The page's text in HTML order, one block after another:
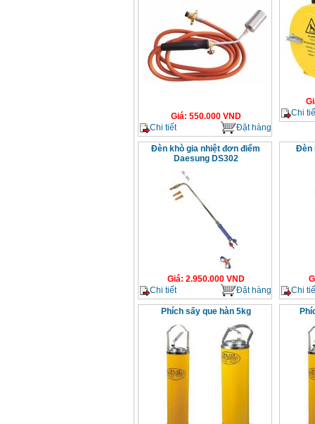
Giá: 550.000VND
Chi tiết
Đặt hàng
Chi
Đèn khò gia nhiệt đơn điểm
Daesung DS302
Giá: 2.950.000VND
Chi tiết
Đặt hàng
Đèn
Chi
Phích sấy que hàn 5kg